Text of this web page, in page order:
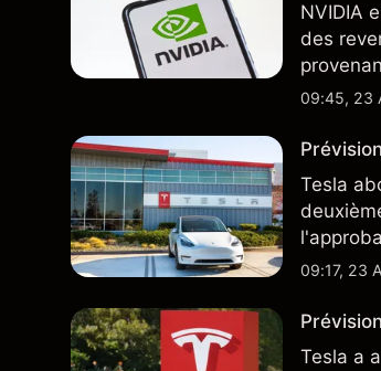
NVIDIA
des
09:45, 23
Tesla
ajoute
09:17, 23
Tesla a